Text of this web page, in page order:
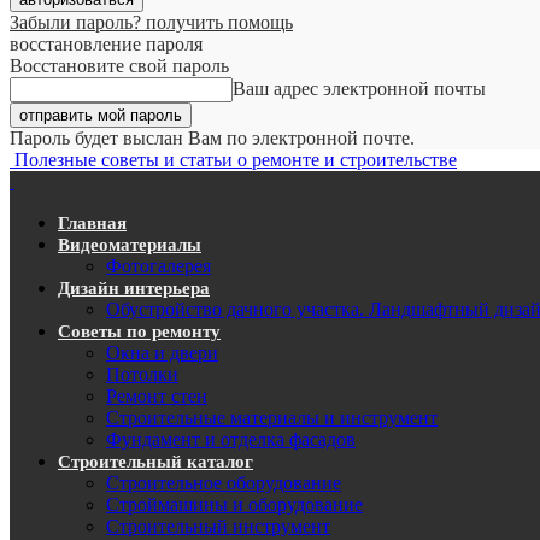
Забыли пароль? получить помощь
восстановление пароля
Восстановите свой пароль
Ваш адрес электронной почты
Пароль будет выслан Вам по электронной почте.
Полезные советы и статьи о ремонте и строительстве
Главная
Видеоматериалы
Фотогалерея
Дизайн интерьера
Обустройство дачного участка. Ландшафтный
Советы по ремонту
Окна и двери
Потолки
Ремонт стен
Строительные материалы и инструмент
Фундамент и отделка фасадов
Строительный каталог
Строительное оборудование
Строймашины и оборудование
Строительный инструмент